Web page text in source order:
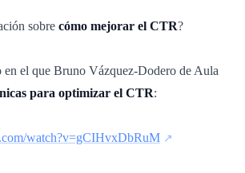
sobre cómo mejorar el CTR?
en el que Bruno Vázquez-Dodero de Aula
para optimizar el CTR:
watch?v=gCIHvxDbRuM